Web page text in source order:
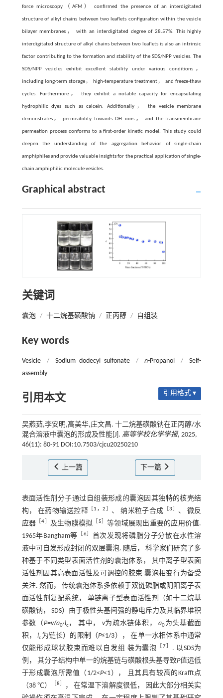
force microscopy（AFM） confirmed the presence of an interdigitated
structure of alkyl chains between two leaflets configuration within the vesicle
bilayer membranes， with an interdigitated degree of 28.57%. This highly
interdigitated structure of alkyl chains between two leaflets is also an intrinsic
factor contributing to the formation and stability of the SDS/NPP vesicles. The
SDS/NPP vesicles exhibit excellent stability under various conditions，
including long-term storage， high-temperature treatment， and freeze-thaw
cycles. Furthermore， they exhibit a notable capacity for encapsulating
hydrophilic dyes such as calcein. Additionally， the vesicle membrane
demonstrates， permeability towards OH- ions， and the transmembrane
permeation process conforms to a first-order kinetic model. This study could
deepen the understanding of the aggregation behavior of single-chain
amphiphiles and provide valuable insights for the practical application of single-
chain amphiphilic molecule vesicles.
Graphical abstract
关键词
囊泡 / 十二烷基磺酸钠 / 正丙醇 / 自组装
Key words
Vesicle / Sodium dodecyl sulfonate / n-Propanol /
Self-
assembly
引用本文 引用格式 ▾
吴燕茹,李安明,高美华,庄文昌. 十二烷基磺酸钠在正丙醇/水
混合溶液中囊泡的形成及性能[J]. 高等学校化学学报, 2025,
46(11): 80-91 DOI:10.7503/cjcu20250210
上一篇 下一篇
表面活性剂分子通过自组装形成的囊泡因其独特的核壳结
构， 在药物输送控释
1 ，2 、 纳米粒子合成 ［3
、 微反
应器 ［4 及生物膜模拟 5 ］等领域展现出重要的应用价值.
1965年Bangham等
6］
首次发现将磷脂分子分散在水性溶
液中可自发形成封闭的双层囊泡. 随后， 科学家们研究了多
种基于不同类型表面活性剂的囊泡体系， 其中离子型表面
活性剂因其高表面活性及可调控的胶束-囊泡相变行为备受
关注. 然而， 传统囊泡体系多依赖于双链磷脂或阴阳离子表
面活性剂复配系统， 单链离子型表面活性剂（如十二烷基
磺酸钠， SDS）由于极性头基间强的静电斥力及其临界堆积
参数（P=v/a0·lc， 其中， v为疏水链体积， a0为头基截面
积，lc为链长）的限制（P≤1/3）， 在单一水相体系中通常
仅能形成球状胶束而难以自发组 装为囊泡
［7
. 以SDS为
例， 其分子结构中单一的烷基链与磺酸根头基导致P值远低
于形成囊泡所需值（1/2<P<1）， 且其具有较高的Krafft点
（38 ℃）
8
， 在常温下溶解度很低， 因此大部分相关实